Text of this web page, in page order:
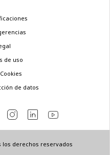
los derechos reservados
de uso
de datos